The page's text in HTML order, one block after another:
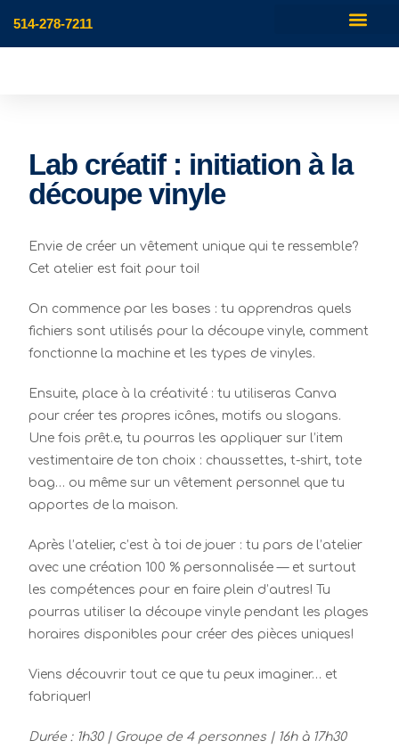
514-278-7211
Lab créatif : initiation à la
découpe vinyle
Envie de créer un vêtement unique qui te ressemble?
Cet atelier est fait pour toi!
On commence par les bases : tu apprendras quels
fichiers sont utilisés pour la découpe vinyle, comment
fonctionne la machine et les types de vinyles.
Ensuite, place à la créativité : tu utiliseras Canva
pour créer tes propres icônes, motifs ou slogans.
Une fois prêt.e, tu pourras les appliquer sur l’item
vestimentaire de ton choix : chaussettes, t-shirt, tote
bag… ou même sur un vêtement personnel que tu
apportes de la maison.
Après l’atelier, c’est à toi de jouer : tu pars de l’atelier
avec une création 100 % personnalisée — et surtout
les compétences pour en faire plein d’autres! Tu
pourras utiliser la découpe vinyle pendant les plages
horaires disponibles pour créer des pièces uniques!
Viens découvrir tout ce que tu peux imaginer… et
fabriquer!
Durée : 1h30 | Groupe de 4 personnes | 16h à 17h30